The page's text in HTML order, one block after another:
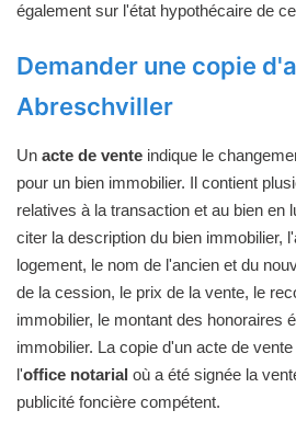
également sur l'état hypothécaire de
Demander une copie
Abreschviller
Un acte de vente indique le
pour un bien immobilier. Il contient
relatives à la transaction et au bien en
citer la description du bien immobilier,
logement, le nom de l'ancien et du
de la cession, le prix de la vente, le
immobilier, le montant des honoraires
immobilier. La copie d'un acte de
l'office notarial où a été signée la
publicité foncière compétent.